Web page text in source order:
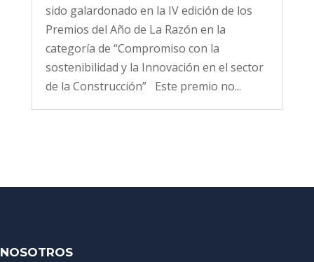
sido galardonado en la IV edición de los
Premios del Año de La Razón en la
categoría de “Compromiso con la
sostenibilidad y la Innovación en el sector
de la Construcción” Este premio no...
NOSOTROS